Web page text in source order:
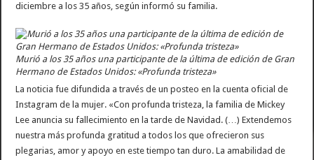
diciembre a los 35 años, según informó su familia.
Murió a los 35 años una participante de la última de edición de Gran
Hermano de Estados Unidos: «Profunda tristeza»
La noticia fue difundida a través de un posteo en la cuenta oficial de
Instagram de la mujer. «Con profunda tristeza, la familia de Mickey
Lee anuncia su fallecimiento en la tarde de Navidad. (…) Extendemos
nuestra más profunda gratitud a todos los que ofrecieron sus
plegarias, amor y apoyo en este tiempo tan duro. La amabilidad de